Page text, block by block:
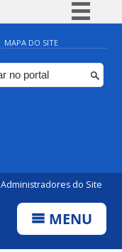
Simplifique!
Comunica BR
Participe
MAPA DO SITE
Administradores do Site
MENU